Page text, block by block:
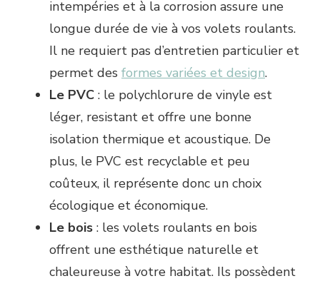
intempéries et à la corrosion assure une
longue durée de vie à vos volets roulants.
Il ne requiert pas d’entretien particulier et
permet des formes variées et design.
Le PVC : le polychlorure de vinyle est
léger, resistant et offre une bonne
isolation thermique et acoustique. De
plus, le PVC est recyclable et peu
coûteux, il représente donc un choix
écologique et économique.
Le bois : les volets roulants en bois
offrent une esthétique naturelle et
chaleureuse à votre habitat. Ils possèdent